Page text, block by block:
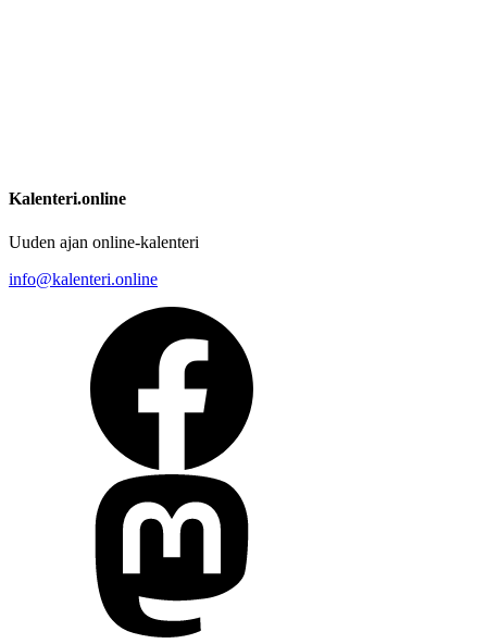
Kalenteri.online
Uuden ajan online-kalenteri
info@kalenteri.online